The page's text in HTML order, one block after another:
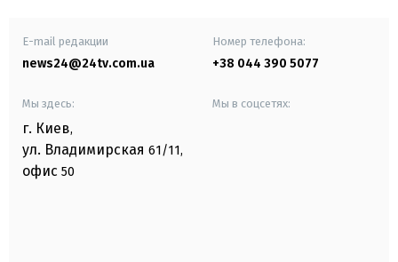
E-mail редакции
news24@24tv.com.ua
Номер телефона:
+38 044 390 5077
Мы здесь:
г. Киев,
ул. Владимирская 61/11,
офис 50
Мы в соцсетях: